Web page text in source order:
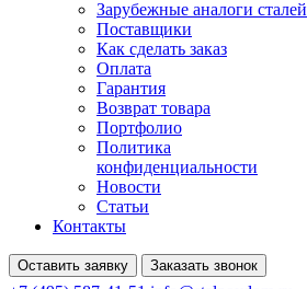
Зарубежные аналоги сталей
Поставщики
Как сделать заказ
Оплата
Гарантия
Возврат товара
Портфолио
Политика
конфиденциальности
Новости
Статьи
Контакты
Оставить заявку Заказать звонок